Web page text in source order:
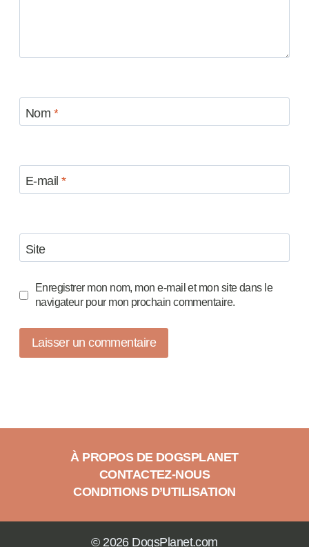
Nom *
E-mail*
Site
Enregistrer mon nom, mon e-mail et mon site dans le
navigateur pour mon prochain commentaire.
À PROPOS DE DOGSPLANET
CONTACTEZ-NOUS
CONDITIONS D’UTILISATION
© 2026 DogsPlanet.com